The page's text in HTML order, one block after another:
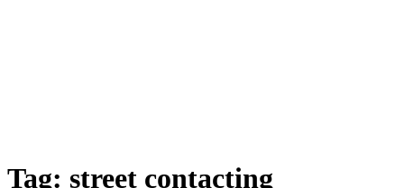
Tag: street contacting